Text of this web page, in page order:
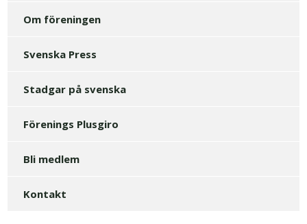
Om föreningen
Svenska Press
Stadgar på svenska
Förenings Plusgiro
Bli medlem
Kontakt